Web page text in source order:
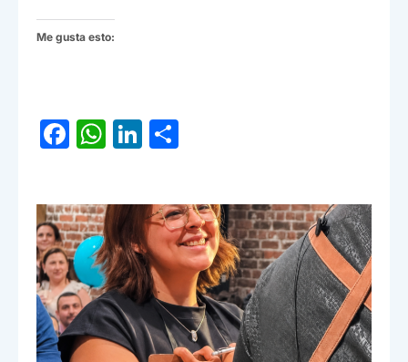
Me gusta esto:
F
e
b
o
o
k
W
s
A
p
p
Li
dI
n
p
ar
tir